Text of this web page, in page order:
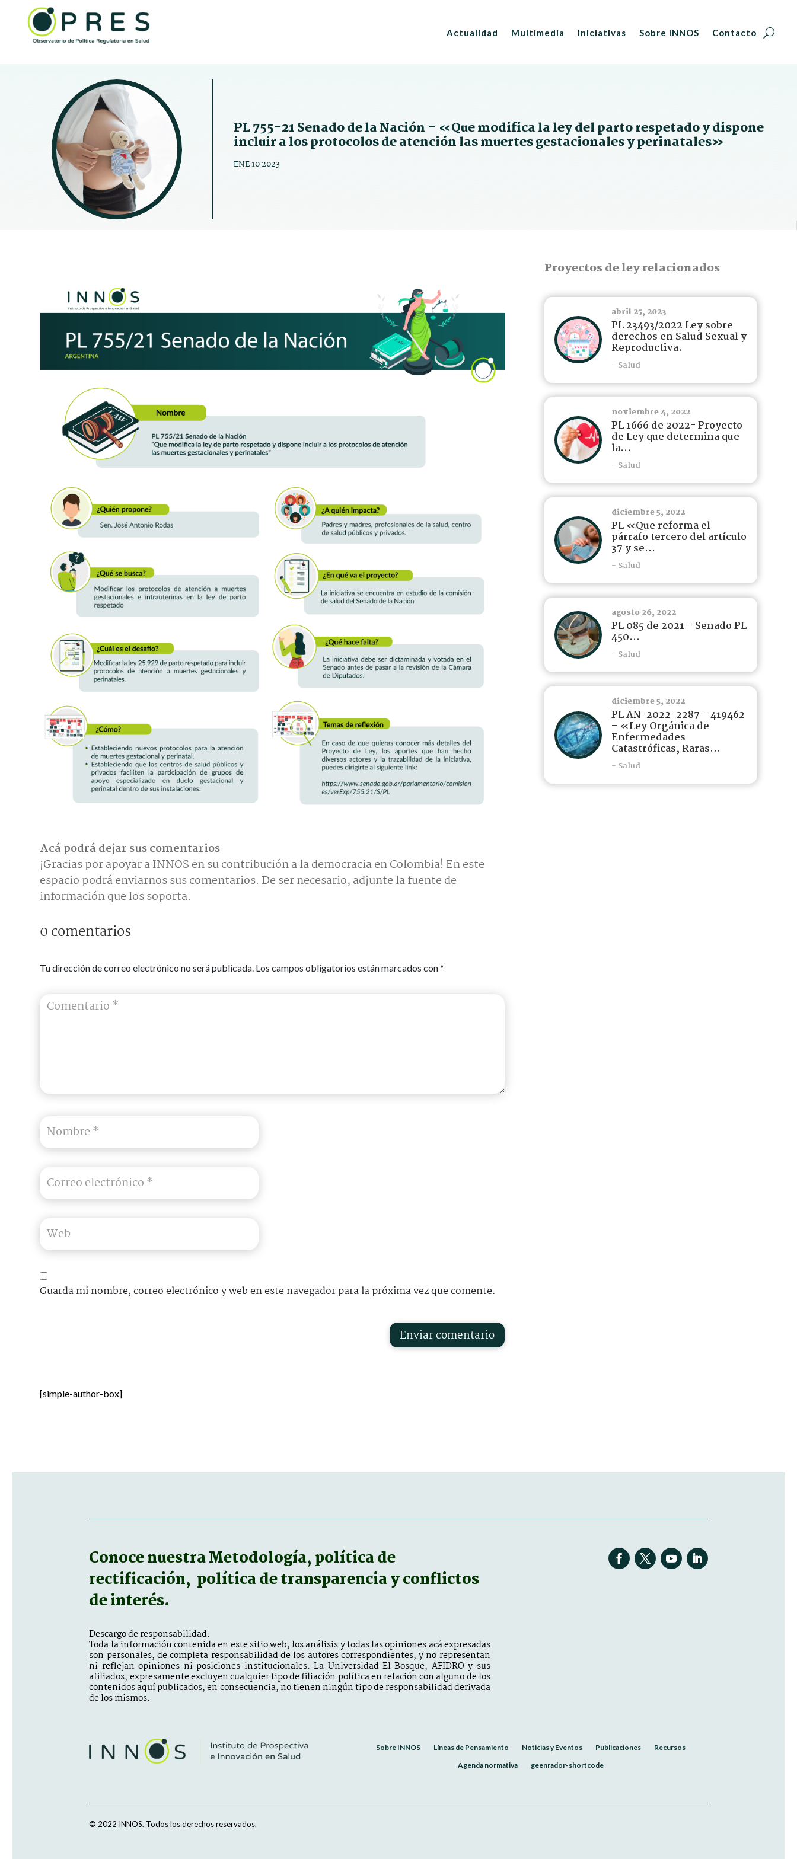
Actualidad Multimedia Iniciativas Sobre INNOS Contacto
PL 755-21 Senado de la Nación – «Que modifica la ley del parto respetado y dispone
incluir a los protocolos de atención las muertes gestacionales y perinatales»
ENE 10 2023
Acá podrá dejar sus comentarios
¡Gracias por apoyar a INNOS en su contribución a la democracia en Colombia! En este
espacio podrá enviarnos sus comentarios. De ser necesario, adjunte la fuente de
información que los soporta.
0 comentarios
Tu dirección de correo electrónico no será publicada. Los campos obligatorios están marcados con*
Guarda mi nombre, correo electrónico y web en este navegador para la próxima vez que comente.
Enviar comentario
[simple-author-box]
Proyectos de ley relacionados
abril 25, 2023
PL 23493/2022 Ley sobre
derechos en Salud Sexual y
Reproductiva.
- Salud
noviembre 4, 2022
PL 1666 de 2022- Proyecto
de Ley que determina que
la...
- Salud
diciembre 5, 2022
PL «Que reforma el
párrafo tercero del artículo
37 y se...
- Salud
agosto 26, 2022
PL 085 de 2021 – Senado PL
450...
- Salud
diciembre 5, 2022
PL AN-2022-2287 – 419462
– «Ley Orgánica de
Enfermedades
Catastróficas, Raras...
- Salud
Conoce nuestraMetodología, política de
rectificación, política de transparencia y conflictos
de interés.
Descargo de responsabilidad:
Toda la información contenida en este sitio web, los análisis y todas las opiniones acá expresadas
son personales, de completa responsabilidad de los autores correspondientes, y no representan
ni reflejan opiniones ni posiciones institucionales. La Universidad El Bosque, AFIDRO y sus
afiliados, expresamente excluyen cualquier tipo de filiación política en relación con alguno de los
contenidos aquí publicados, en consecuencia, no tienen ningún tipo de responsabilidad derivada
de los mismos.
Sobre INNOS Líneas de Pensamiento Noticias y Eventos Publicaciones
Recursos
Agenda normativa
geenrador-shortcode
© 2022 INNOS. Todos los derechos reservados.